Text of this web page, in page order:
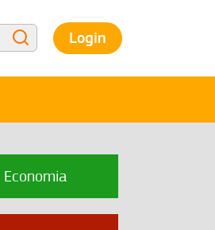
Login
Economia